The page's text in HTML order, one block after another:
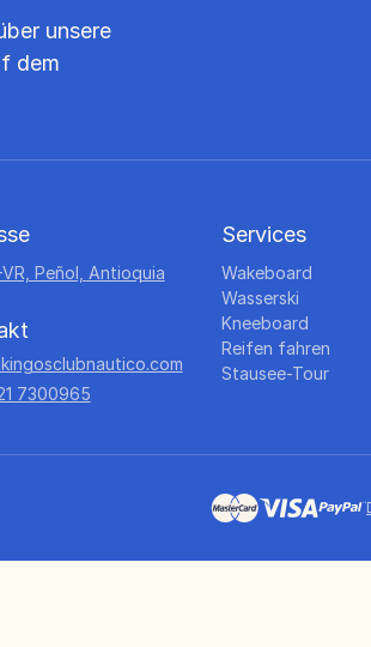
unsere
dem
Peñol, Antioquia
7300965
Services
Wakeboard
Wasserski
Kneeboard
Reifen fahren
Stausee-Tour